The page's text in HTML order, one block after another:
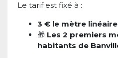
Le tarif est fixé à :
3 € le mètre linéaire
🎁 Les 2 premiers
habitants de